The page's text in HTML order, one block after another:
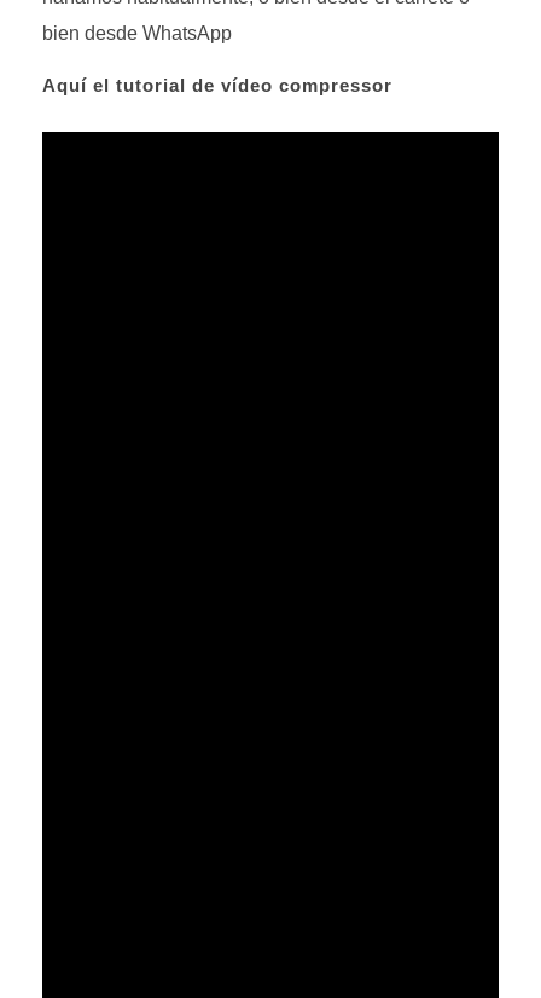
bien desde WhatsApp
Aquí el tutorial de vídeo compressor